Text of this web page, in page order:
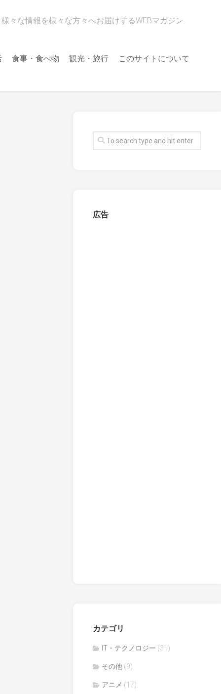
様々な情報を様々な方々へお届けするWEBマガジン
食事・食べ物 観光・旅行 このサイトについて
広告
カテゴリ
IT・テクノロジー (31)
その他 (9)
アニメ (17)